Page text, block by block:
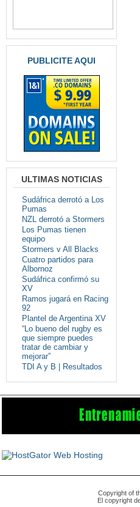
PUBLICITE AQUI
ULTIMAS NOTICIAS
Sudáfrica derrotó a Los
Pumas
NZL derrotó a Stormers
Los Pumas tienen
equipo
Stormers v All Blacks
Cuatro partidos para
Albornoz
Sudáfrica confirmó su
XV
Ramos jugará en Racing
92
Plantel de Argentina XV
“Lo bueno del rugby es
que siempre puedes
tratar de cambiar y
mejorar”
TDI A y B | Resultados
Copyright of
El copyright